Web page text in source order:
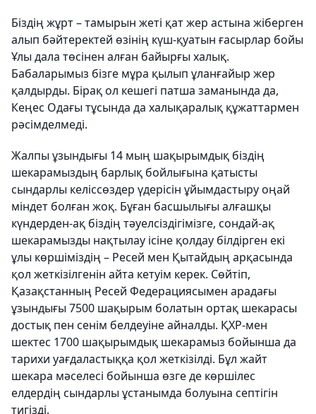
Біздің жұрт – тамырын жеті қат жер астына жіберген
алып бәйтеректей өзінің күш-қуатын ғасырлар бойы
Ұлы дала төсінен алған байырғы халық.
Бабаларымыз бізге мұра қылып ұланғайыр жер
қалдырды. Бірақ ол кешегі патша заманында да,
Кеңес Одағы тұсында да халықаралық құжаттармен
рәсімделмеді.
Жалпы ұзындығы 14 мың шақырымдық біздің
шекарамыздың барлық бойлығына қатысты
сындарлы келіссөздер үдерісін ұйымдастыру оңай
міндет болған жоқ. Бұған басшылығы алғашқы
күндерден-ақ біздің тәуелсіздігімізге, сондай-ақ
шекарамызды нақтылау ісіне қолдау білдірген екі
ұлы көршіміздің – Ресей мен Қытайдың арқасында
қол жеткізілгенін айта кетуім керек. Сөйтіп,
Қазақстанның Ресей Федерациясымен арадағы
ұзындығы 7500 шақырым болатын ортақ шекарасы
достық пен сенім белдеуіне айналды. ҚХР-мен
шектес 1700 шақырымдық шекарамыз бойынша да
тарихи уағдаластыққа қол жеткізілді. Бұл жайт
шекара мәселесі бойынша өзге де көршілес
елдердің сындарлы ұстанымда болуына септігін
тигізді.